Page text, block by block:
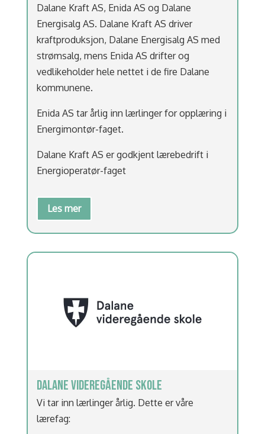
Dalane Kraft AS, Enida AS og Dalane
Energisalg AS. Dalane Kraft AS driver
kraftproduksjon, Dalane Energisalg AS med
strømsalg, mens Enida AS drifter og
vedlikeholder hele nettet i de fire Dalane
kommunene.
Enida AS tar årlig inn lærlinger for opplæring i
Energimontør-faget.
Dalane Kraft AS er godkjent lærebedrift i
Energioperatør-faget
Les mer
DALANE VIDEREGÅENDE SKOLE
Vi tar inn lærlinger årlig. Dette er våre
lærefag: